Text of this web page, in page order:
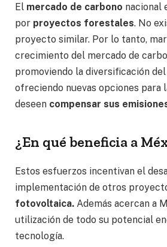
El mercado de carbono nacional
por proyectos forestales. No
proyecto similar. Por lo tanto,
crecimiento del mercado de
promoviendo la diversificación
ofreciendo nuevas opciones para
deseen compensar sus
¿En qué beneficia a
Estos esfuerzos incentivan el
implementación de otros
fotovoltaica. Además acercan a
utilización de todo su potencial
tecnología.